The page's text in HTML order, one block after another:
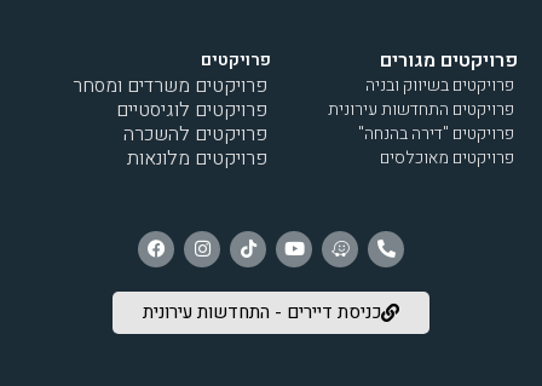
פרויקטים מגורים
פרויקטים בשיווק ובניה
פרויקטים התחדשות עירונית
פרויקטים "דירה בהנחה"
פרויקטים מאוכלסים
פרויקטים
פרויקטים משרדים ומסחר
פרויקטים לוגיסטיים
פרויקטים להשכרה
פרויקטים מלונאות
כניסת דיירים - התחדשות עירונית